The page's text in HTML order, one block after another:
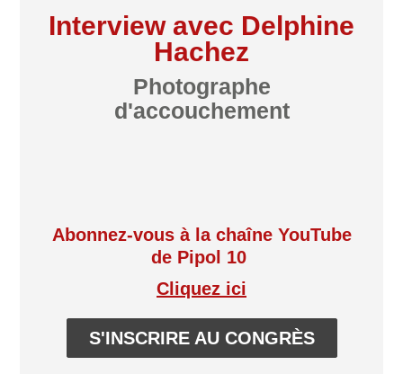
Interview avec Delphine
Hachez
Photographe
d'accouchement
Abonnez-vous à la chaîne YouTube
de Pipol 10
Cliquez ici
S'INSCRIRE AU CONGRÈS